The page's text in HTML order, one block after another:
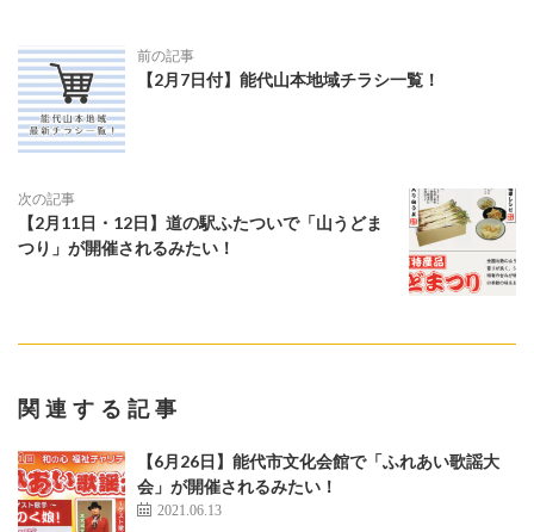
前の記事
【2月7日付】能代山本地域チラシ一覧！
次の記事
【2月11日・12日】道の駅ふたついで「山うどま
つり」が開催されるみたい！
関連する記事
【6月26日】能代市文化会館で「ふれあい歌謡大
会」が開催されるみたい！
2021.06.13